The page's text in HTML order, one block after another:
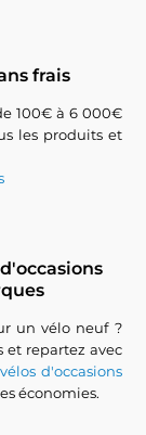
frais
100€ à 6 000€
les produits et
un vélo neuf ?
et repartez avec
vélos d'occasions
économies.